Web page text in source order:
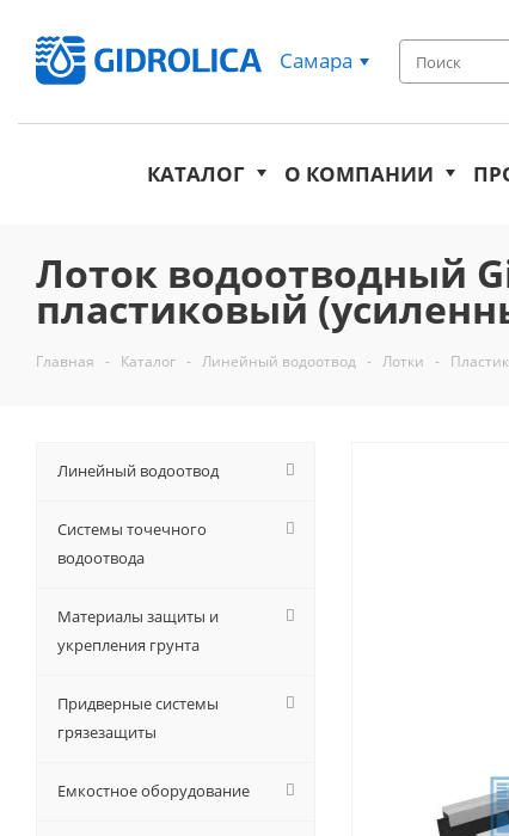
Самара
КАТАЛОГ О КОМПАНИИ
Лоток водоотводный
пластиковый
Главная - Каталог - Линейный водоотвод - Лотки -
Линейный водоотвод
Системы точечного
водоотвода
Материалы защиты и
укрепления грунта
Придверные системы
грязезащиты
Емкостное оборудование